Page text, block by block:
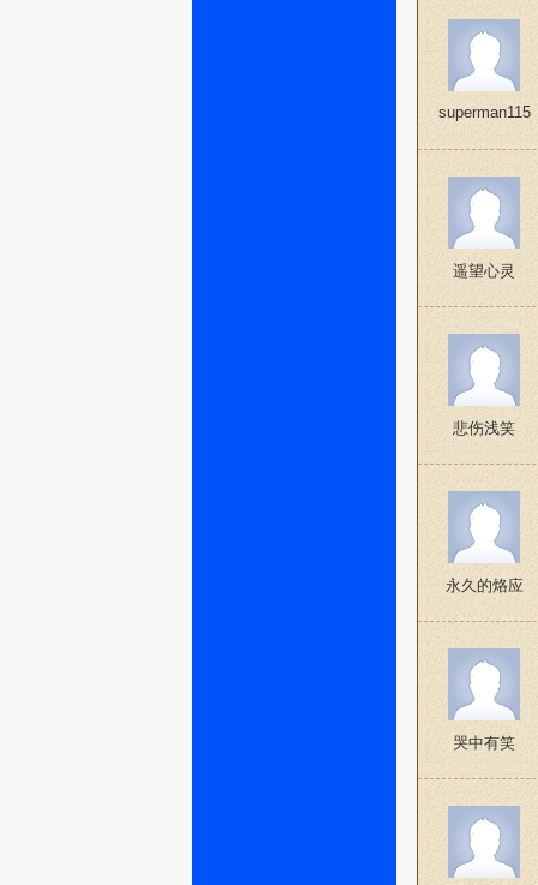
superman115
遥望心灵
悲伤浅笑
永久的烙应
哭中有笑